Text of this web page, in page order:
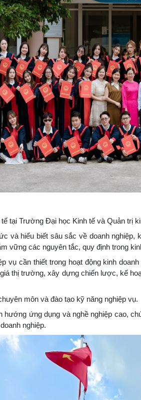
tại Trường Đại học Kinh tế và Quản trị
và hiểu biết sâu sắc về doanh nghiệp,
vững các nguyên tắc, quy định trong
vụ cần thiết trong hoạt động kinh
thị trường, xây dựng chiến lược, kế
môn và đào tạo kỹ năng nghiệp vụ.
hướng ứng dụng và nghề nghiệp cao,
nghiệp.